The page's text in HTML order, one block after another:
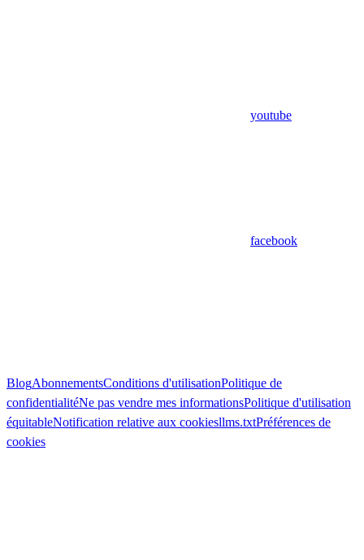
youtube
facebook
BlogAbonnementsConditions d'utilisationPolitique de
confidentialitéNe pas vendre mes informationsPolitique d'utilisation
équitableNotification relative aux cookiesllms.txtPréférences de
cookies